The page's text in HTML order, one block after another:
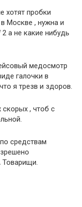
хотят пробки
Москве , нужна и
а не какие нибудь
медосмотр
галочки в
я трезв и здоров.
скорых , чтоб с
средствам
Товарищи.